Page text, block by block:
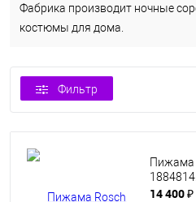
Фабрика производит ночные
костюмы для дома.
Фильтр
Пижама
14 400 ₽